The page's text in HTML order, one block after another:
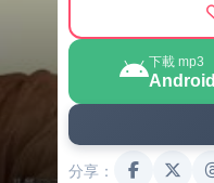
下載 mp3
Android
分享：